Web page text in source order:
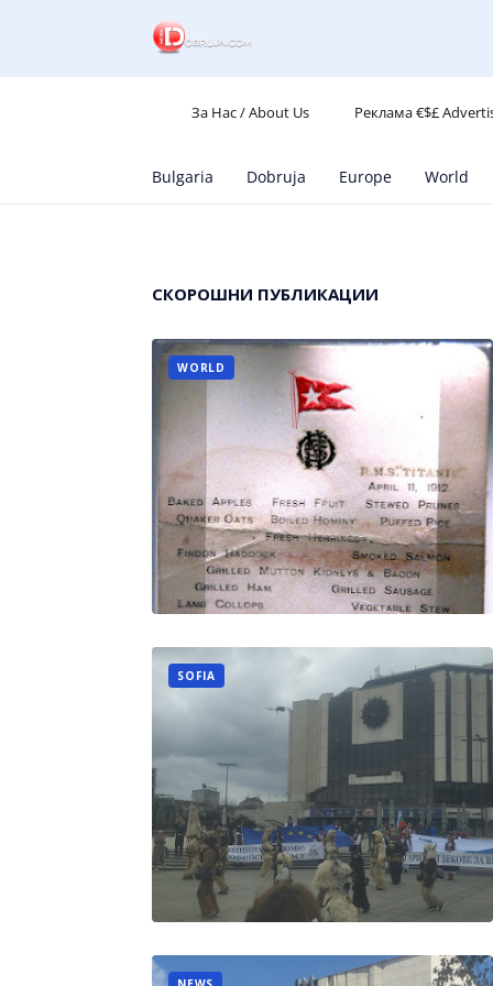
За Нас / About Us Реклама €$£
Bulgaria Dobruja Europe World
СКОРОШНИ ПУБЛИКАЦИИ
WORLD
SOFIA